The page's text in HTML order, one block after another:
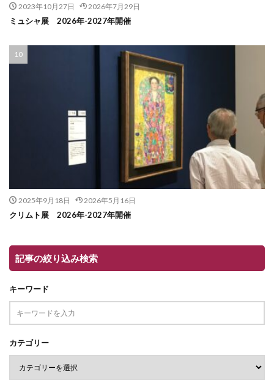
2023年10月27日 2026年7月29日
ミュシャ展 2026年-2027年開催
2025年9月18日 2026年5月16日
クリムト展 2026年-2027年開催
記事の絞り込み検索
キーワード
カテゴリー